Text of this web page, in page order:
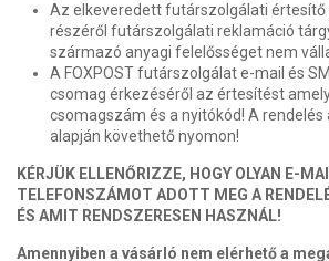
Az elkeveredett futárszolgálati értesítő
részéről futárszolgálati reklamáció
származó anyagi felelősséget nem
A FOXPOST futárszolgálat e-mail és
csomag érkezéséről az értesítést
csomagszám és a nyitókód! A
alapján követhető nyomon!
KÉRJÜK ELLENŐRIZZE, HOGY OLYAN E-
TELEFONSZÁMOT ADOTT MEG A
ÉS AMIT RENDSZERESEN HASZNÁL!
Amennyiben a vásárló nem elérhető a